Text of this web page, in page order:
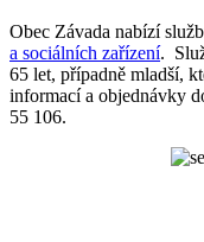
Obec Závada nabízí
a sociálních zařízení.
65 let, případně mladší,
informací a objednávky
55 106.